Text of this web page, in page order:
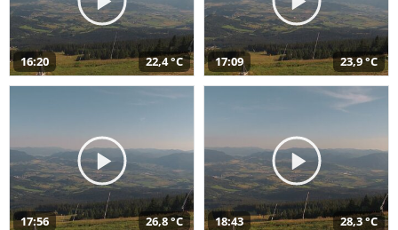
16:20 22,4 °C 17:09 23,9 °C
17:56 26,8 °C 18:43 28,3 °C